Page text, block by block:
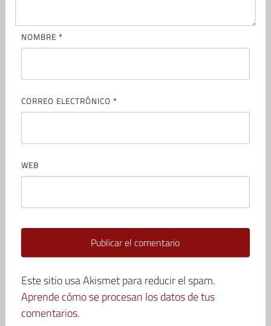
NOMBRE *
CORREO ELECTRÓNICO *
WEB
Este sitio usa Akismet para reducir el spam.
Aprende cómo se procesan los datos de tus
comentarios.